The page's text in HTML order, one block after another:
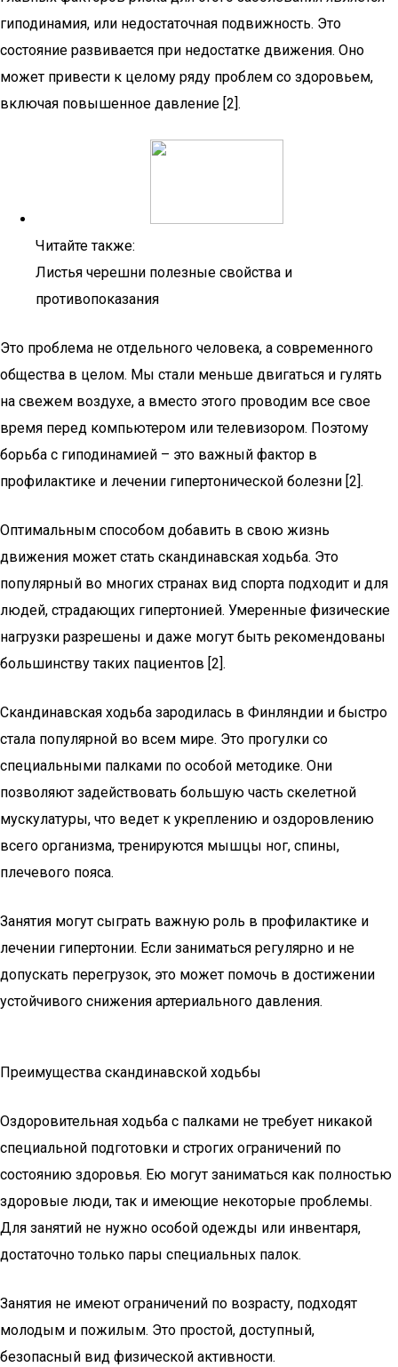
гиподинамия, или недостаточная подвижность. Это
состояние развивается при недостатке движения. Оно
может привести к целому ряду проблем со здоровьем,
включая повышенное давление [2].
Читайте также:
Листья черешни полезные свойства и
противопоказания
Это проблема не отдельного человека, а современного
общества в целом. Мы стали меньше двигаться и гулять
на свежем воздухе, а вместо этого проводим все свое
время перед компьютером или телевизором. Поэтому
борьба с гиподинамией – это важный фактор в
профилактике и лечении гипертонической болезни [2].
Оптимальным способом добавить в свою жизнь
движения может стать скандинавская ходьба. Это
популярный во многих странах вид спорта подходит и для
людей, страдающих гипертонией. Умеренные физические
нагрузки разрешены и даже могут быть рекомендованы
большинству таких пациентов [2].
Скандинавская ходьба зародилась в Финляндии и быстро
стала популярной во всем мире. Это прогулки со
специальными палками по особой методике. Они
позволяют задействовать большую часть скелетной
мускулатуры, что ведет к укреплению и оздоровлению
всего организма, тренируются мышцы ног, спины,
плечевого пояса.
Занятия могут сыграть важную роль в профилактике и
лечении гипертонии. Если заниматься регулярно и не
допускать перегрузок, это может помочь в достижении
устойчивого снижения артериального давления.
Преимущества скандинавской ходьбы
Оздоровительная ходьба с палками не требует никакой
специальной подготовки и строгих ограничений по
состоянию здоровья. Ею могут заниматься как полностью
здоровые люди, так и имеющие некоторые проблемы.
Для занятий не нужно особой одежды или инвентаря,
достаточно только пары специальных палок.
Занятия не имеют ограничений по возрасту, подходят
молодым и пожилым. Это простой, доступный,
безопасный вид физической активности.